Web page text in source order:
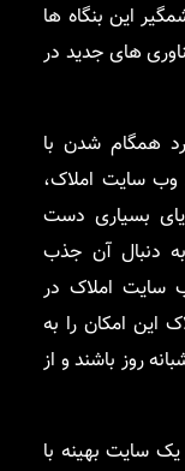
این بنگاه ها
های جدید در
همگام شدن با
وب سایت املاک،
بسیاری دست
دنبال آن جذب
سایت املاک در
این امکان را به
روز باشند و از
یک سایت بهینه با